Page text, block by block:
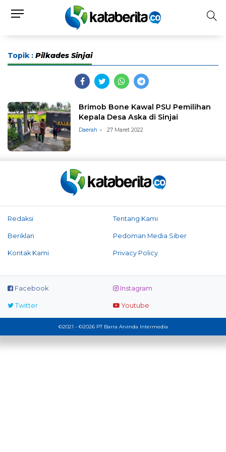
Topik : Pilkades Sinjai
Brimob Bone Kawal PSU Pemilihan
Kepala Desa Aska di Sinjai
Daerah 27 Maret 2022
Redaksi Tentang Kami
Beriklan Pedoman Media Siber
Kontak Kami Privacy Policy
Facebook Instagram
Twitter Youtube
©2021 - ©2026 PT Barra Arvinda Intermedia